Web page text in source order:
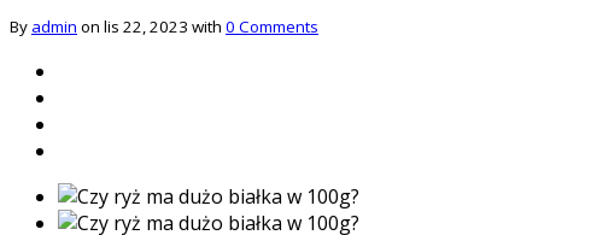
By admin on lis 22, 2023 with 0 Comments